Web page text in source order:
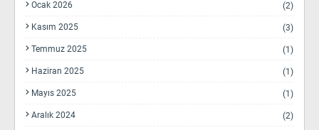
Ocak 2026 (2)
Kasım 2025 (3)
Temmuz 2025 (1)
Haziran 2025 (1)
Mayıs 2025 (1)
Aralık 2024 (2)